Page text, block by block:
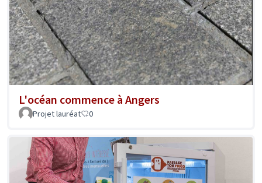
L'océan commence à Angers
Projet lauréat 0